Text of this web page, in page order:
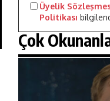
Üyelik
Politikası
Çok